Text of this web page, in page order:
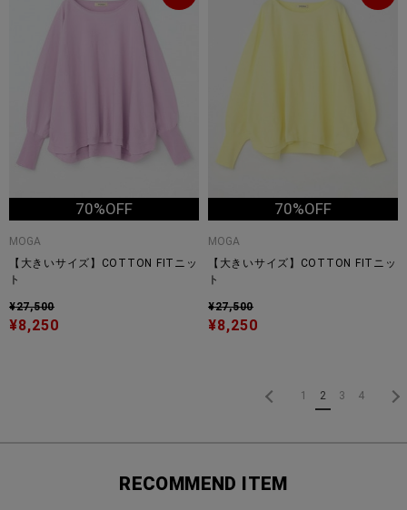
70%OFF
MOGA
【大きいサイズ】COTTON FITニッ
ト
¥27,500
¥8,250
70%OFF
MOGA
【大きいサイズ】COTTON FITニッ
ト
¥27,500
¥8,250
1 2 3 4
RECOMMEND ITEM